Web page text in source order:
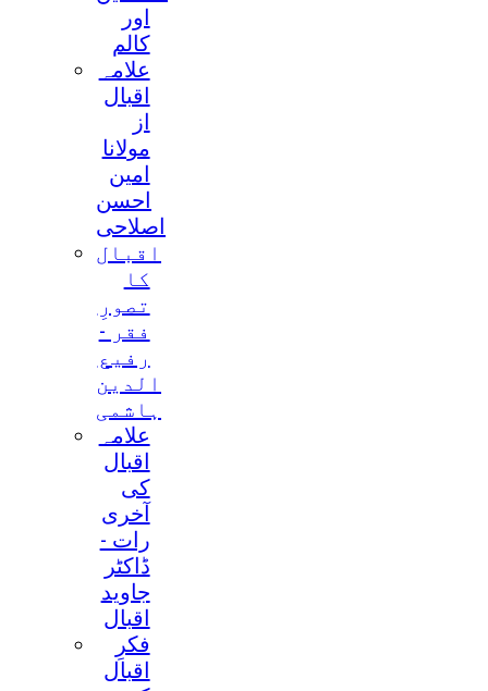
اور
کالم
علامہ
اقبال
از
مولانا
امین
احسن
اصلاحی
اقبال
کا
تصورِ
فقر -
رفیع
الدین
ہاشمی
علامہ
اقبال
کی
آخری
رات -
ڈاکٹر
جاوید
اقبال
فکرِ
اقبال